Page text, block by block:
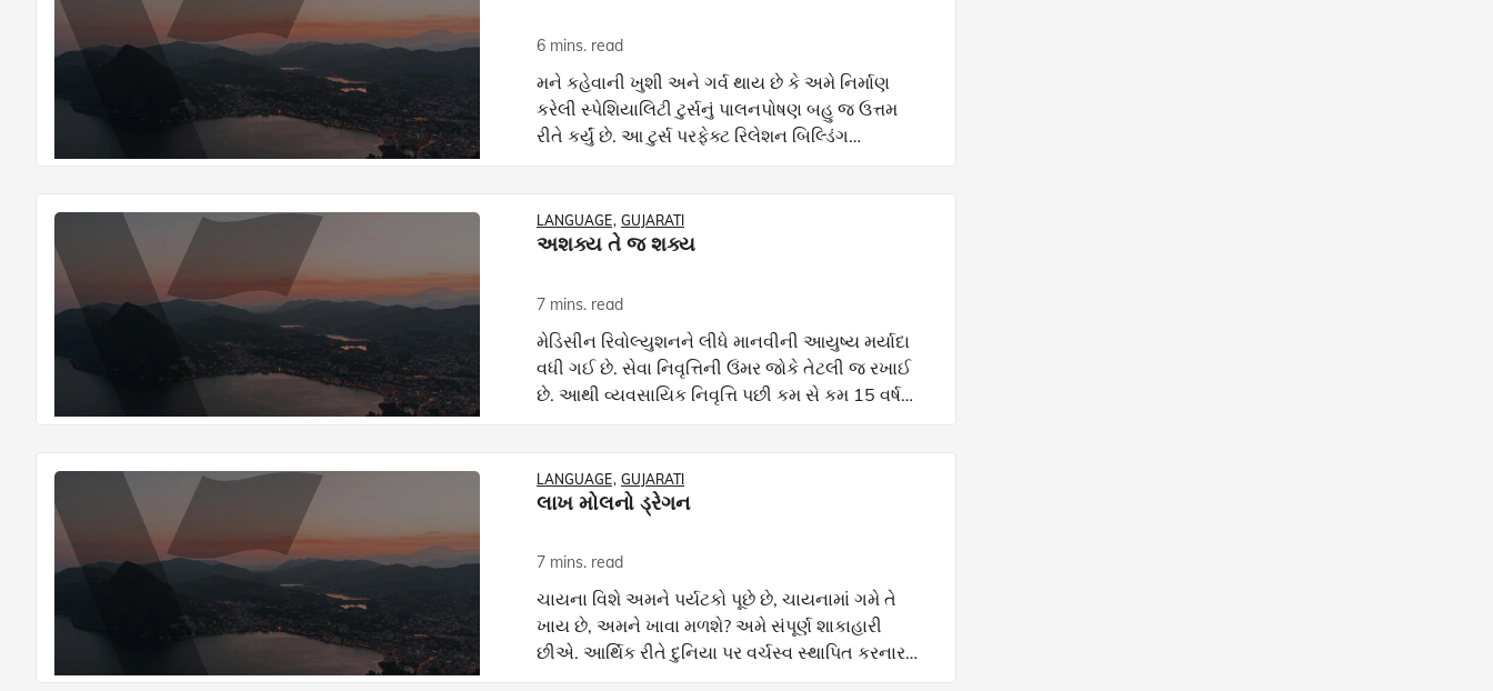
6 mins. read
મને કહેવાની ખુશી અને ગર્વ થાય છે કે અમે નિર્માણ
કરેલી સ્પેશિયાલિટી ટુર્સનું પાલનપોષણ બહુ જ ઉત્તમ
રીતે કર્યું છે. આ ટુર્સ પરફેક્ટ રિલેશન બિલ્ડિંગ
એક્ટિવિટી છે. નિર્ભેળ ખુશીની કાર્યશાળી બની ચૂકી છે. વ્
LANGUAGE GUJARATI
અશક્ય તે જ શક્ય
7 mins. read
મેડિસીન રિવોલ્યુશનને લીધે માનવીની આયુષ્ય મર્યાદા
વધી ગઈ છે. સેવા નિવૃત્તિની ઉંમર જોકે તેટલી જ રખાઈ
છે. આથી વ્યવસાયિક નિવૃત્તિ પછી કમ સે કમ 15 વર્ષ
આયુષ્યમાં જે કરવા મળ્યું નહીં તે કરવામાં ખુશીથી વિતાવ
LANGUAGE GUJARATI
લાખ મોલનો ડ્રેગન
7 mins. read
ચાયના વિશે અમને પર્યટકો પૂછે છે, ચાયનામાં ગમે તે
ખાય છે, અમને ખાવા મળશે? અમે સંપૂર્ણ શાકાહારી
છીએ. આર્થિક રીતે દુનિયા પર વર્ચસ્વ સ્થાપિત કરનાર
આ દેશ ટુરીઝમ તરફ દુર્લક્ષ કઈ રીતે કરી શકે? ચીન અને